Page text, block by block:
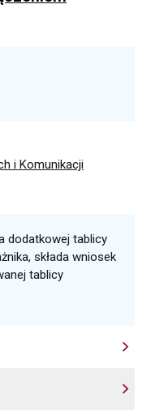
i Komunikacji
dodatkowej tablicy
składa wniosek
tablicy